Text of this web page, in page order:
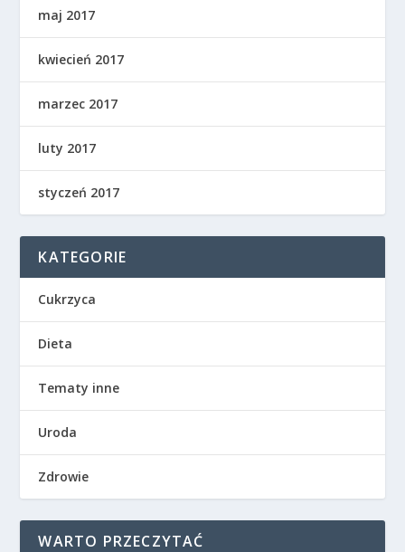
maj 2017
kwiecień 2017
marzec 2017
luty 2017
styczeń 2017
KATEGORIE
Cukrzyca
Dieta
Tematy inne
Uroda
Zdrowie
WARTO PRZECZYTAĆ